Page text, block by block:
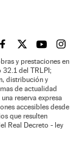
EL PAÍS BRASIL EN
EL PAÍSEL PAÍS
EL
y prestaciones en
32.1 del TRLPI;
distribución y
de actualidad
reserva expresa
accesibles desde
que resulten
Real Decreto - ley